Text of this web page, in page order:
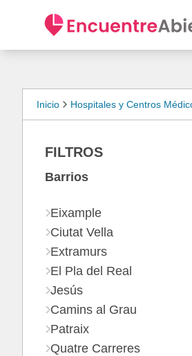
Inicio Hospitales y Centros
FILTROS
Barrios
Eixample
Ciutat Vella
Extramurs
El Pla del Real
Jesús
Camins al Grau
Patraix
Quatre Carreres